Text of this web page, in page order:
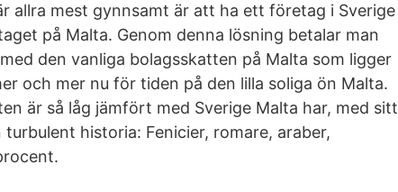
allra mest gynnsamt är att ha ett företag i Sverige
på Malta. Genom denna lösning betalar man
den vanliga bolagsskatten på Malta som ligger
och mer nu för tiden på den lilla soliga ön Malta.
är så låg jämfört med Sverige Malta har, med sitt
historia: Fenicier, romare, araber,